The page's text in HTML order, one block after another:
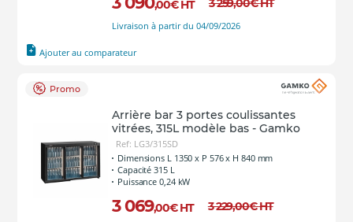
,00€ HT
Livraison à partir du 04/09/2026
Ajouter au comparateur
Promo
Arrière bar 3 portes coulissantes
vitrées, 315L modèle bas - Gamko
Ref: LG3/315SD
Dimensions L 1350 x P 576 x H 840 mm
Capacité 315 L
Puissance 0,24 kW
3 069,00€ HT 3 229,00€HT